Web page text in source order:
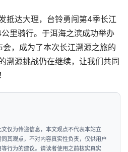
注册
抵达大理，台铃勇闯第4季长江
里骑行。于洱海之滨成功举办
，成为了本次长江溯源之旅的
溯源挑战仍在继续，让我们共同
仅为传递信息，本文观点不代表本站立
其观点，不对内容真实性负责，仅供用户
行为的建议。请读者使用之前核实真实